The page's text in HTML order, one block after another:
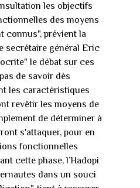
les objectifs
des moyens
connus", prévient la
secrétaire général Eric
le débat sur ces
de savoir dès
les caractéristiques
revêtir les moyens de
de déterminer à
s'attaquer, pour en
fonctionnelles
cette phase, l’Hadopi
dans un souci